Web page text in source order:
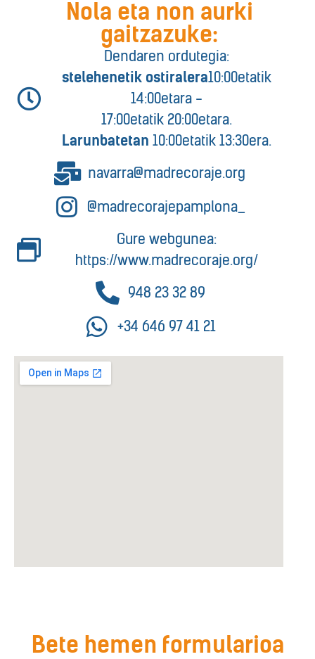
Nola eta non aurki
gaitzazuke:
Dendaren ordutegia:
stelehenetik ostiralera10:00etatik
14:00etara -
17:00etatik 20:00etara.
Larunbatetan 10:00etatik 13:30era.
navarra@madrecoraje.org
@madrecorajepamplona_
Gure webgunea:
https://www.madrecoraje.org/
948 23 32 89
+34 646 97 41 21
Bete hemen formularioa